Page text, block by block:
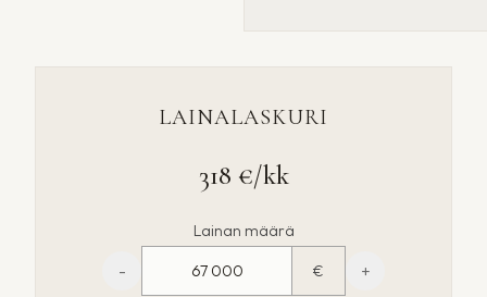
LAINALASKURI
318 €/kk
Lainan määrä
- € +